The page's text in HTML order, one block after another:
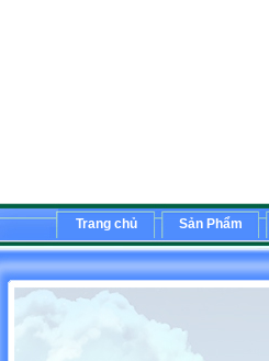
Trang chủ Sản Phẩm